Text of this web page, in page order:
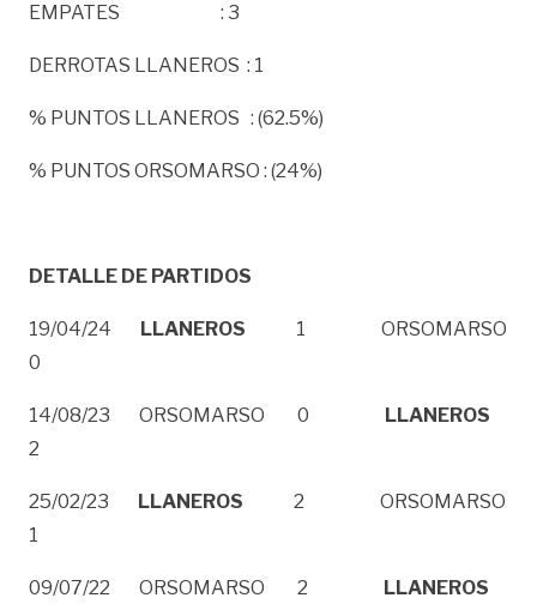
EMPATES : 3
DERROTAS LLANEROS : 1
% PUNTOS LLANEROS : (62.5%)
% PUNTOS ORSOMARSO : (24%)
DETALLE DE PARTIDOS
19/04/24 LLANEROS 1 ORSOMARSO
0
14/08/23 ORSOMARSO 0 LLANEROS
2
25/02/23 LLANEROS 2 ORSOMARSO
1
09/07/22 ORSOMARSO 2 LLANEROS